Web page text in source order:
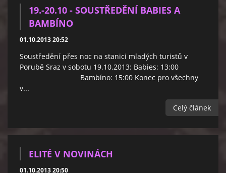
19.-20.10 - SOUSTŘEDĚNÍ BABIES A
BAMBÍNO
01.10.2013 20:52
Soustředění přes noc na stanici mladých turistů v
Porubě Sraz v sobotu 19.10.2013: Babies: 13:00
Bambíno: 15:00 Konec pro všechny
v...
Celý článek
ELITÉ V NOVINÁCH
01.10.2013 20:50